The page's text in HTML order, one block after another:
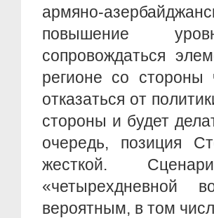
армяно-
повышение
сопровождаться
регионе со
отказаться от
стороны и будет
очередь, позиция
жесткой.
«четырехдневной
вероятным, в том